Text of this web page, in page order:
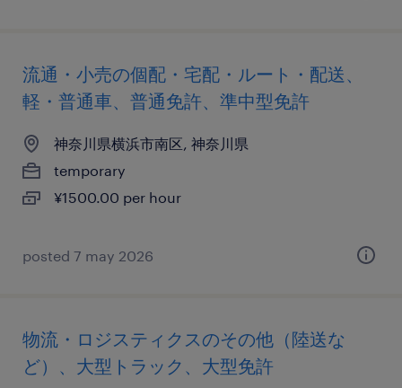
流通・小売の個配・宅配・ルート・配送、
軽・普通車、普通免許、準中型免許
神奈川県横浜市南区, 神奈川県
temporary
¥1500.00 per hour
posted 7 may 2026
物流・ロジスティクスのその他（陸送な
ど）、大型トラック、大型免許